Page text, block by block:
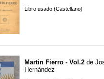
Libro usado (Castellano)
Martin Fierro - Vol.2 de
Hernández